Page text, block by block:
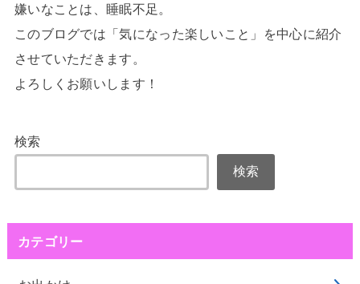
嫌いなことは、睡眠不足。
このブログでは「気になった楽しいこと」を中心に紹介
させていただきます。
よろしくお願いします！
検索
検索
カテゴリー